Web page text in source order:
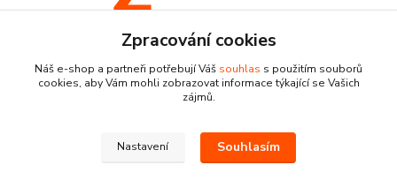
Pracovní doba:
+420 224 818 812
Po-Pá: 8:00-18:00 hod.
Zpracování cookies
Náš e-shop a partneři potřebují Váš souhlas s použitím souborů
cookies, aby Vám mohli zobrazovat informace týkající se Vašich
zájmů.
Nastavení Souhlasím